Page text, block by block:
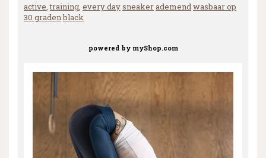
active,training, every daysneakerademendwasbaar op
30 gradenblack
powered by myShop.com